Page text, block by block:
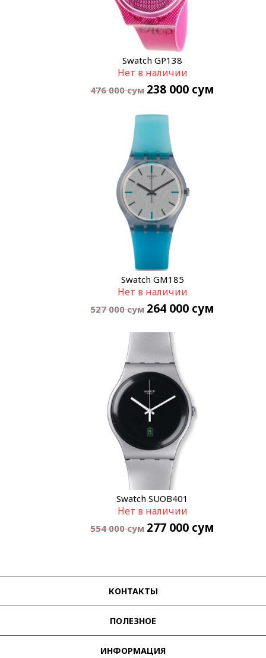
Swatch GP138
Нет в наличии
476 000сум 238 000 сум
Swatch GM185
Нет в наличии
527 000сум 264 000 сум
Swatch SUOB401
Нет в наличии
554 000сум 277 000 сум
КОНТАКТЫ
ПОЛЕЗНОЕ
ИНФОРМАЦИЯ